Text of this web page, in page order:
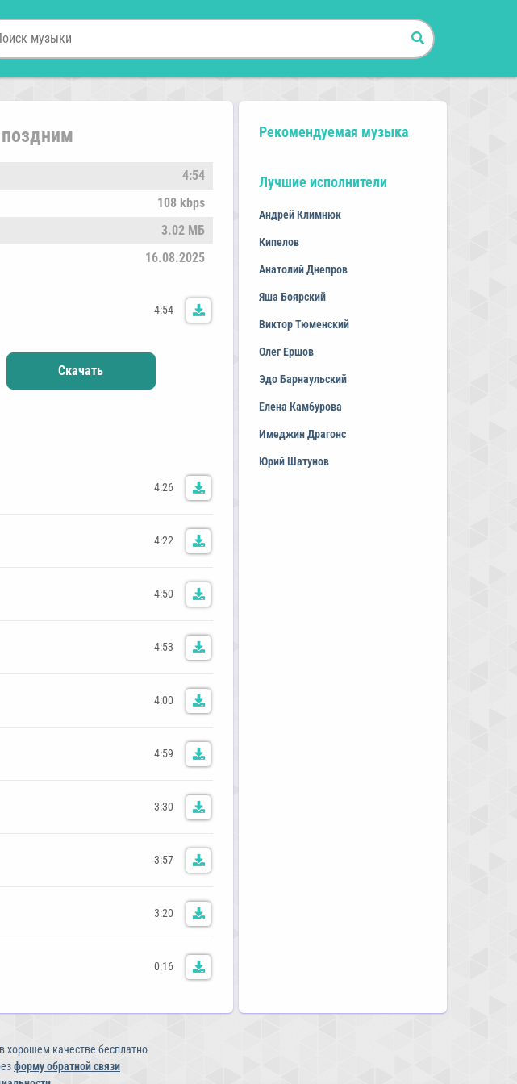
4:54
108 kbps
3.02 МБ
16.08.2025
4:54
Скачать
4:26
4:22
4:50
4:53
4:00
4:59
3:30
3:57
3:20
0:16
Рекомендуемая музыка
Лучшие исполнители
Андрей Климнюк
Кипелов
Анатолий Днепров
Яша Боярский
Виктор Тюменский
Олег Ершов
Эдо Барнаульский
Елена Камбурова
Имеджин Драгонс
Юрий Шатунов
хорошем качестве бесплатно
форму обратной связи